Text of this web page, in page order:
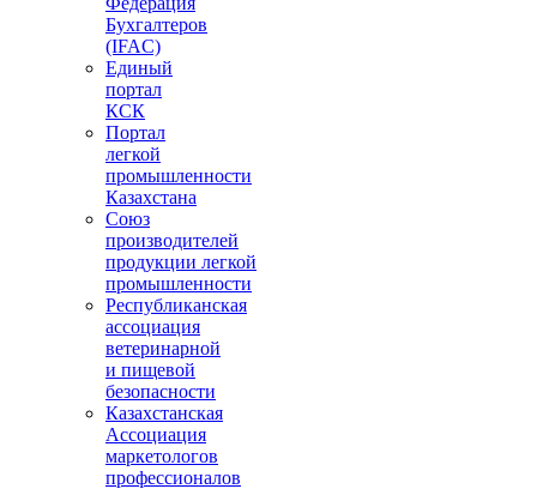
Бухгалтеров
(IFAC)
Единый
портал
КСК
Портал
легкой
промышленности
Казахстана
Союз
производителей
продукции легкой
промышленности
Республиканская
ассоциация
ветеринарной
и пищевой
безопасности
Казахстанская
Ассоциация
маркетологов
профессионалов